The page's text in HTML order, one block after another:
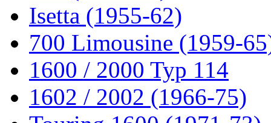
Isetta (1955-62)
700 Limousine (1959-
1600 / 2000 Typ 114
1602 / 2002 (1966-75)